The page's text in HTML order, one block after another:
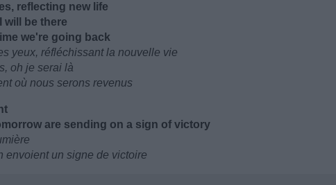
reflecting new life
will be there
we're going back
yeux, réfléchissant la nouvelle vie
oh je serai là
où nous serons revenus
are sending on a sign of victory
envoient un signe de victoire